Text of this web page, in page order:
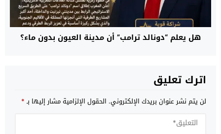
هل يعلم “دونالد ترامب” أن مدينة العيون بدون ماء؟
اترك تعليق
لن يتم نشر عنوان بريدك الإلكتروني. الحقول الإلزامية مشار إليها بـ*